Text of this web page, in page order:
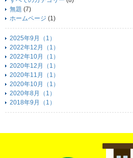
無題 (7)
ホームページ (1)
2025年9月（1）
2022年12月（1）
2022年10月（1）
2020年12月（1）
2020年11月（1）
2020年10月（1）
2020年8月（1）
2018年9月（1）